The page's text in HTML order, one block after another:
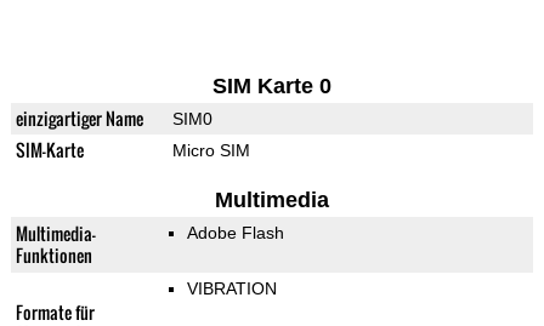
SIM Karte 0
einzigartiger Name SIM0
SIM-Karte Micro SIM
Multimedia
Multimedia-
Funktionen
Adobe Flash
Formate für
VIBRATION